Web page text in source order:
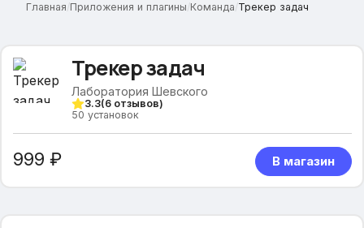
Главная/Приложения и плагины/Команда/Трекер задач
Трекер задач
Лаборатория Шевского
3.3(6отзывов)
50 установок
999 ₽ В магазин